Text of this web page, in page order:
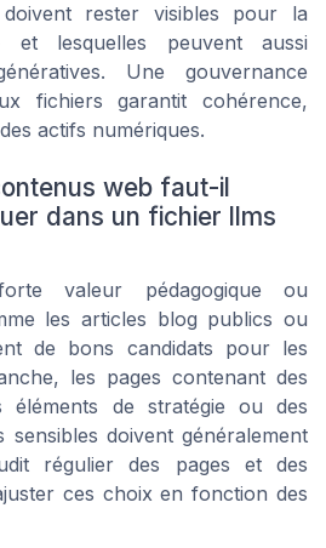
rester visibles pour la
et lesquelles peuvent aussi
Une gouvernance
fichiers garantit cohérence,
actifs numériques.
web faut-il
dans un fichier llms
valeur pédagogique ou
les articles blog publics ou
de bons candidats pour les
les pages contenant des
éléments de stratégie ou des
sensibles doivent généralement
régulier des pages et des
ces choix en fonction des